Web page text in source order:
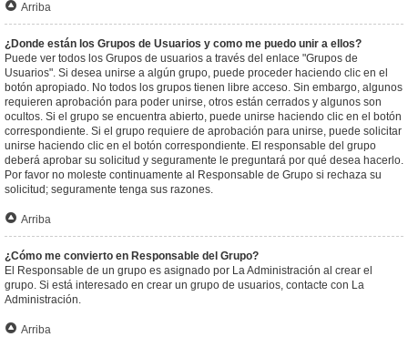
Arriba
¿Donde están los Grupos de Usuarios y como me puedo unir a ellos?
Puede ver todos los Grupos de usuarios a través del enlace "Grupos de
Usuarios". Si desea unirse a algún grupo, puede proceder haciendo clic en el
botón apropiado. No todos los grupos tienen libre acceso. Sin embargo, algunos
requieren aprobación para poder unirse, otros están cerrados y algunos son
ocultos. Si el grupo se encuentra abierto, puede unirse haciendo clic en el botón
correspondiente. Si el grupo requiere de aprobación para unirse, puede solicitar
unirse haciendo clic en el botón correspondiente. El responsable del grupo
deberá aprobar su solicitud y seguramente le preguntará por qué desea hacerlo.
Por favor no moleste continuamente al Responsable de Grupo si rechaza su
solicitud; seguramente tenga sus razones.
Arriba
¿Cómo me convierto en Responsable del Grupo?
El Responsable de un grupo es asignado por La Administración al crear el
grupo. Si está interesado en crear un grupo de usuarios, contacte con La
Administración.
Arriba